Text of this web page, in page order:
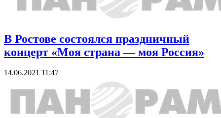
В Ростове состоялся праздничный
концерт «Моя страна — моя Россия»
14.06.2021 11:47